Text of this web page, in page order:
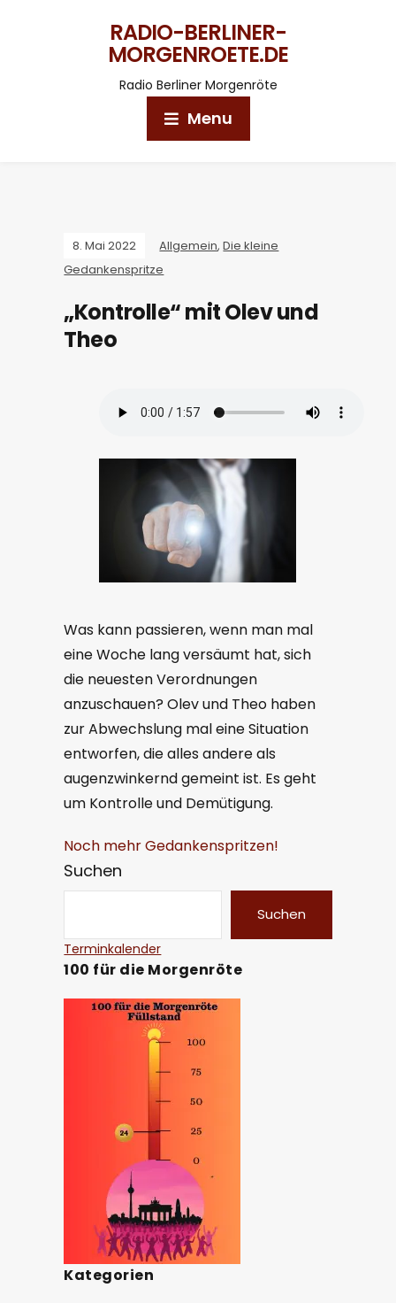
RADIO-BERLINER-
MORGENROETE.DE
Radio Berliner Morgenröte
Menu
8. Mai 2022 Allgemein,Die kleine
Gedankenspritze
„Kontrolle“ mit Olev und
Theo
Was kann passieren, wenn man mal
eine Woche lang versäumt hat, sich
die neuesten Verordnungen
anzuschauen? Olev und Theo haben
zur Abwechslung mal eine Situation
entworfen, die alles andere als
augenzwinkernd gemeint ist. Es geht
um Kontrolle und Demütigung.
Noch mehr Gedankenspritzen!
Suchen
Suchen
Terminkalender
100 für die Morgenröte
Kategorien